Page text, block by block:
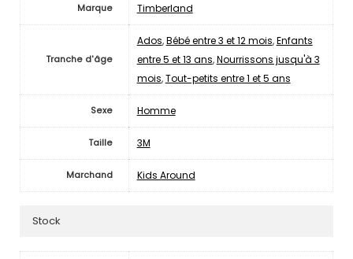
Marque Timberland
Tranche d'âge
Ados,Bébé entre 3 et 12 mois,Enfants
entre 5 et 13 ans,Nourrissons jusqu'à 3
mois,Tout-petits entre 1 et 5 ans
Sexe Homme
Taille 3M
Marchand Kids Around
Stock